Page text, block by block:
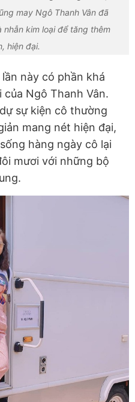
may Ngô Thanh Vân đã
kim loại để tăng thêm
hiện đại.
này có phần khá
Ngô Thanh Vân.
sự kiện cô thường
mang nét hiện đại,
hàng ngày cô lại
mươi với những bộ